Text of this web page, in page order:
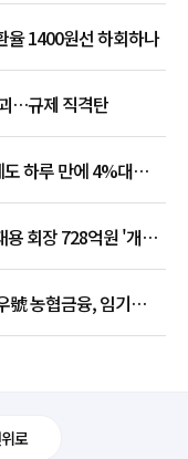
율 1400원선 하회하나
…규제 직격탄
하루 만에 4%대
회장 728억원 '개인
號 농협금융, 임기
로